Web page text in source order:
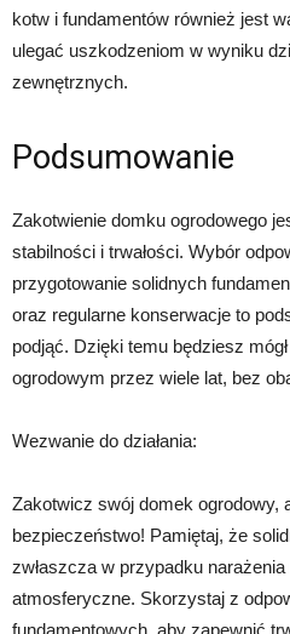
kotw i fundamentów również jest
ulegać uszkodzeniom w wyniku
zewnętrznych.
Podsumowanie
Zakotwienie domku ogrodowego
stabilności i trwałości. Wybór
przygotowanie solidnych
oraz regularne konserwacje to
podjąć. Dzięki temu będziesz
ogrodowym przez wiele lat, bez
Wezwanie do działania:
Zakotwicz swój domek ogrodowy,
bezpieczeństwo! Pamiętaj, że
zwłaszcza w przypadku
atmosferyczne. Skorzystaj z
fundamentowych, aby zapewnić